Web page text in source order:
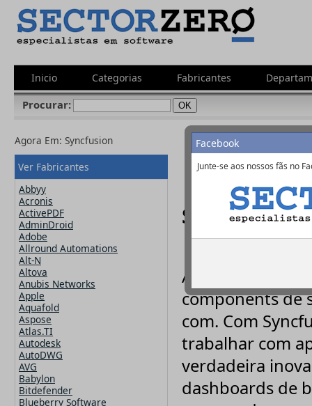
Inicio Categorias Fabricantes
Procurar:
Agora Em: Syncfusion
Ver Fabricantes
Abbyy
Acronis
ActivePDF
AdminDroid
Adobe
Allround Automations
Alt-N
Altova
Anubis Networks
Apple
Aquafold
Aspose
Atlas.TI
Autodesk
AutoDWG
AVG
Babylon
Bitdefender
Blueberry Software
Syncfusion -
A Syncfusion
components de
com. Com
trabalhar com
verdadeira
dashboards de
Facebook
Junte-se aos nossos fãs no